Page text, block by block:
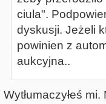
ciula".
dyskusji. Jeżeli
powinien z
aukcyjna..
Wytłumaczyłeś